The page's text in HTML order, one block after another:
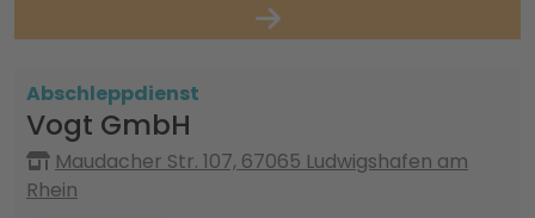
Abschleppdienst
Vogt GmbH
Maudacher Str. 107, 67065 Ludwigshafen am
Rhein